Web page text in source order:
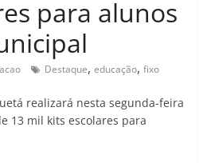
para alunos
Destaque,educação,fixo
realizará nesta segunda-feira
13 mil kits escolares para